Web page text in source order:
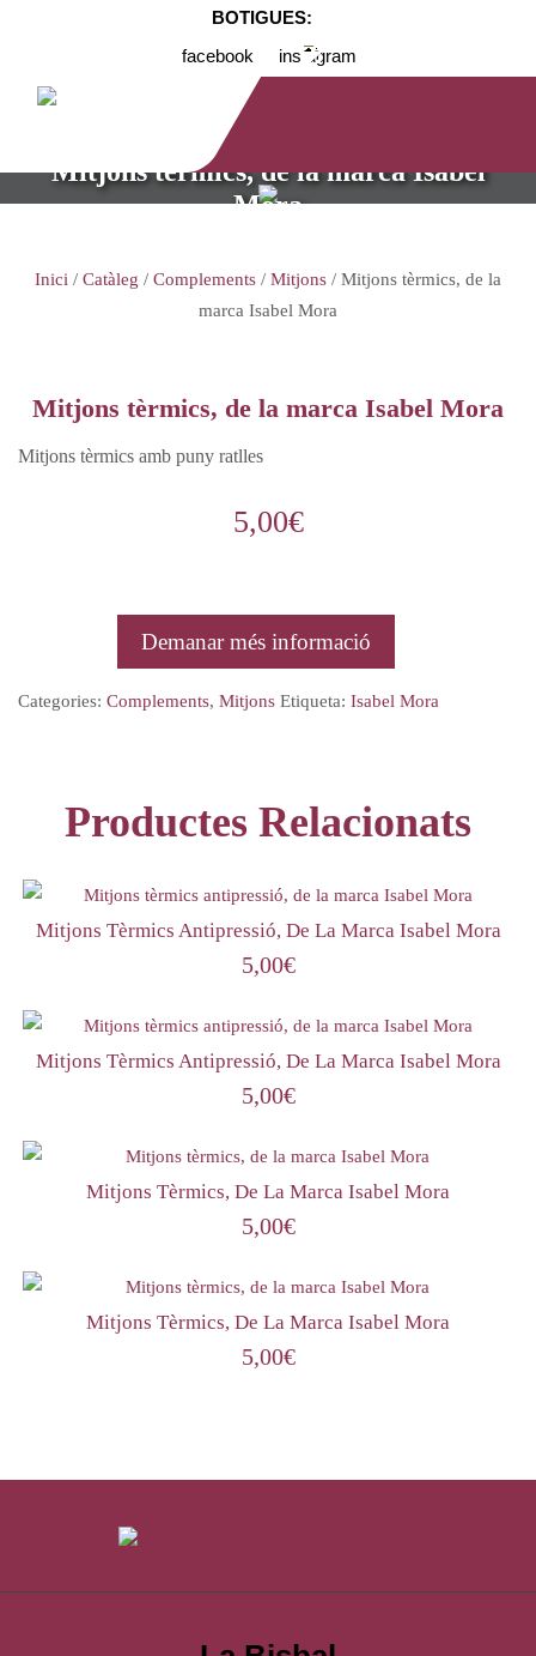
BOTIGUES:
facebook
instagram
Mitjons tèrmics, de la marca Isabel
Mora
Inici / Catàleg / Complements / Mitjons / Mitjons tèrmics, de la
marca Isabel Mora
Mitjons tèrmics, de la marca Isabel Mora
Mitjons tèrmics amb puny ratlles
5,00€
Demanar més informació
Categories: Complements, Mitjons Etiqueta: Isabel Mora
Productes Relacionats
Mitjons Tèrmics Antipressió, De La Marca Isabel Mora
5,00€
Mitjons Tèrmics Antipressió, De La Marca Isabel Mora
5,00€
Mitjons Tèrmics, De La Marca Isabel Mora
5,00€
Mitjons Tèrmics, De La Marca Isabel Mora
5,00€